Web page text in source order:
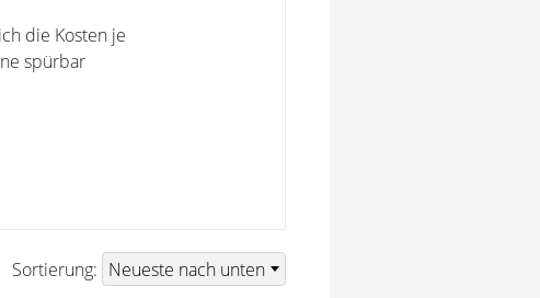
die Kosten je
spürbar
Sortierung: